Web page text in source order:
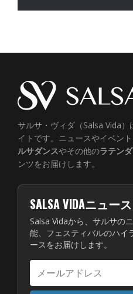
サルサ・ヴィダ（Salsa Vida
イトです。ニュースやイベン
ルサダンスやその他のラテン
ンツをお届けします。
SALSA VIDAニュー
Salsa Vidaから、サルサの
能、フェスティバルのハイ
ースをお届けします。
ー